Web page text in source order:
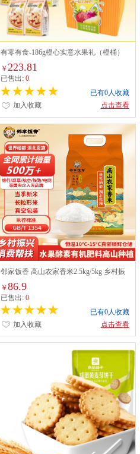
有零有食-186g橙心实意水果礼（橙桶）
￥ 223.81
已售出: 0
已有0人收藏
点击查看
加入收藏
邻家饭香 高山农家香米2.5kg/5kg 乡村振
￥ 86.9
已售出: 0
已有0人收藏
点击查看
加入收藏